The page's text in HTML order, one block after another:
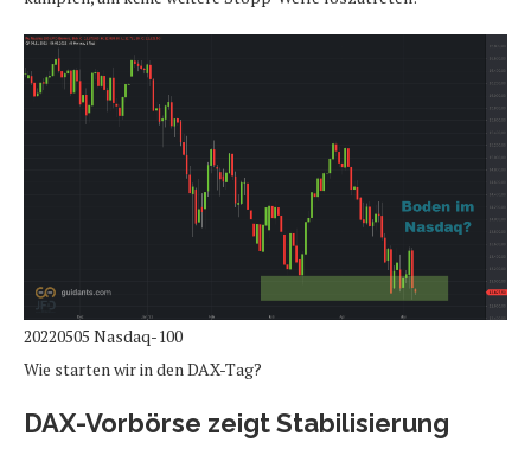
20220505 Nasdaq-100
Wie starten wir in den DAX-Tag?
DAX-Vorbörse zeigt Stabilisierung